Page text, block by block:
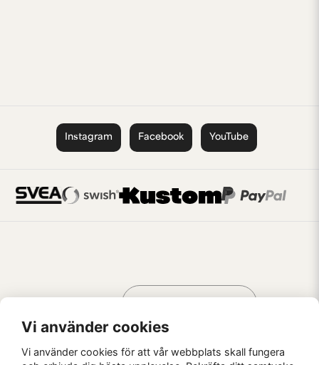
Instagram Facebook YouTube
AV KREATÖRER
Vi använder cookies
Vi använder cookies för att vår webbplats skall fungera